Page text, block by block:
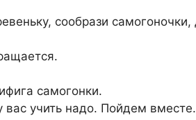
сообрази
самогонки.
учить надо. Пойдем вместе.